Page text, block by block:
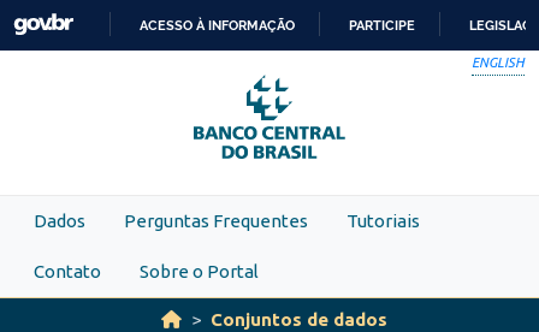
Skip to main content
PARA
O
CONTEÚDO
ACESSO À INFORMAÇÃO PARTICIPE
ENGLISH
Dados Perguntas Frequentes Tutoriais
Contato Sobre o Portal
Conjuntos de dados